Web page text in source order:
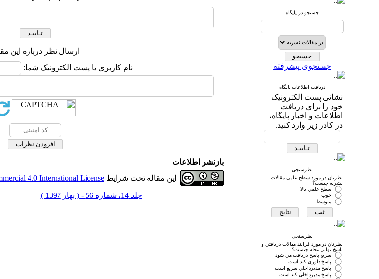
جستجو در پایگاه
جستجوی پیشرفته
دریافت اطلاعات پایگاه
نشانی پست الکترونیک
خود را برای دریافت
اطلاعات و اخبار پایگاه،
در کادر زیر وارد کنید.
نظرسنجی
نظرتان در مورد سطح علمي مقالات
نشريه چيست؟
سطح علمي بالا
خوب
متوسط
نظرسنجی
نظرتان در مورد فرايند مقالات دريافتي و
پاسخ نهايي مجله چيست؟
سريع پاسخ دريافت مي شود
پاسخ داوري كند است
پاسخ مديرداخلي سريع است
پاسخ مديرداخلي كند است
ارسال نظر درباره این
نام کاربری یا پست الکترونیک شما:
بازنشر اطلاعات
این مقاله تحت شرایط 4.0 International License
جلد 14، شماره 56 - ( بهار 1397 )